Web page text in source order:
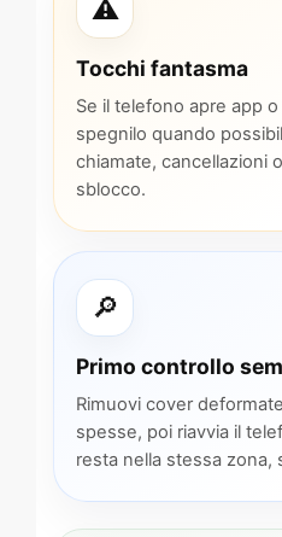
⚠️
Tocchi fantasma
Se il telefono apre app
spegnilo quando
chiamate, cancellazioni
sblocco.
🔎
Primo controllo
Rimuovi cover
spesse, poi riavvia il
resta nella stessa zona,